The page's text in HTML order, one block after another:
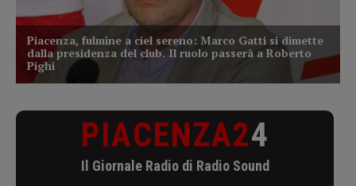
PIACENZA24
Il Giornale Radio di Radio Sound